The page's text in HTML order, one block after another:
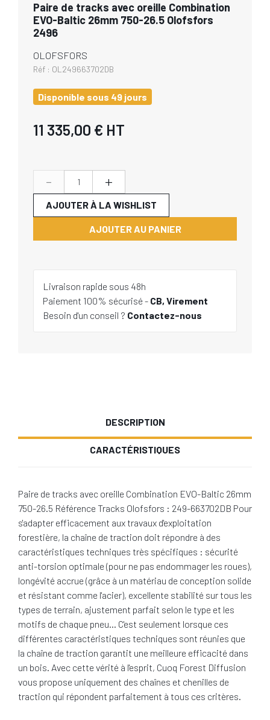
Paire de tracks avec oreille Combination
EVO-Baltic 26mm 750-26.5 Olofsfors
2496
OLOFSFORS
Réf : OL249663702DB
Disponible sous 49 jours
11 335,00 € HT
- +
AJOUTER AU PANIER
AJOUTER À LA WISHLIST
Livraison rapide sous 48h
Paiement 100% sécurisé - CB, Virement
Besoin d'un conseil ? Contactez-nous
DESCRIPTION
CARACTÉRISTIQUES
Paire de tracks avec oreille Combination EVO-Baltic 26mm
750-26.5 Référence Tracks Olofsfors : 249-663702DB Pour
s'adapter efficacement aux travaux d'exploitation
forestière, la chaîne de traction doit répondre à des
caractéristiques techniques très spécifiques : sécurité
anti-torsion optimale (pour ne pas endommager les roues),
longévité accrue (grâce à un matériau de conception solide
et résistant comme l'acier), excellente stabilité sur tous les
types de terrain, ajustement parfait selon le type et les
motifs de chaque pneu… C'est seulement lorsque ces
différentes caractéristiques techniques sont réunies que
la chaîne de traction garantit une meilleure efficacité dans
un bois. Avec cette vérité à l'esprit, Cuoq Forest Diffusion
vous propose uniquement des chaînes et chenilles de
traction qui répondent parfaitement à tous ces critères.